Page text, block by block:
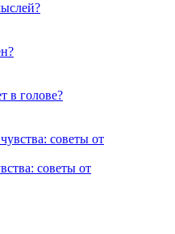
в голове?
советы от